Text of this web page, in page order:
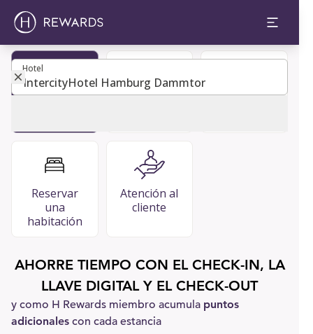
Hotel
Hotel
Reservar
una
habitación
Atención al
cliente
AHORRE TIEMPO CON EL CHECK-IN, LA
LLAVE DIGITAL Y EL CHECK-OUT
y como H Rewards miembro acumula puntos
adicionales con cada estancia